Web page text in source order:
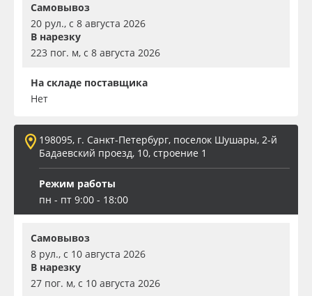
Самовывоз
20 рул., с 8 августа 2026
В нарезку
223 пог. м, с 8 августа 2026
На складе поставщика
Нет
198095, г. Санкт-Петербург, поселок Шушары, 2-й
Бадаевский проезд, 10, строение 1
Режим работы
пн - пт 9:00 - 18:00
Самовывоз
8 рул., с 10 августа 2026
В нарезку
27 пог. м, с 10 августа 2026